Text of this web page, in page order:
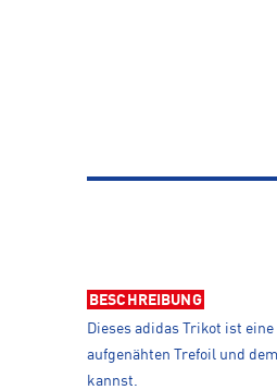
BESCHREIBUNG
Dieses adidas Trikot ist
aufgenähten Trefoil und
kannst.